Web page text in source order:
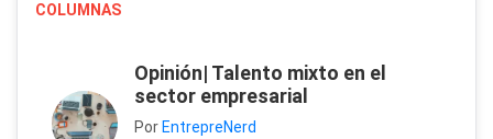
COLUMNAS
Opinión| Talento mixto en el
sector empresarial
Por EntrepreNerd